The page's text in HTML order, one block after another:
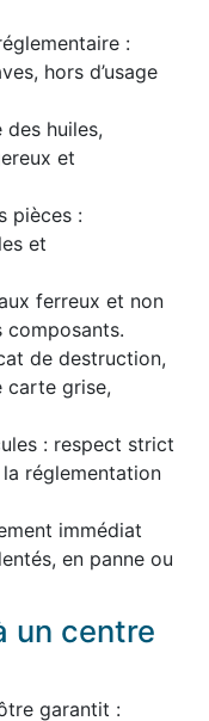
:
hors d’usage
huiles,
et
pièces :
et
ferreux et non
composants.
de destruction,
carte grise,
: respect strict
réglementation
immédiat
en panne ou
un centre
garantit :